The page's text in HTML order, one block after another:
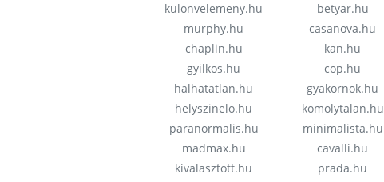
kulonvelemeny.hu
murphy.hu
chaplin.hu
gyilkos.hu
halhatatlan.hu
helyszinelo.hu
paranormalis.hu
madmax.hu
kivalasztott.hu
betyar.hu
casanova.hu
kan.hu
cop.hu
gyakornok.hu
komolytalan.hu
minimalista.hu
cavalli.hu
prada.hu